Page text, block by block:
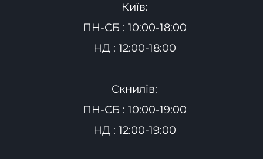
Київ:
ПН-СБ : 10:00-18:00
НД : 12:00-18:00
Скнилів:
ПН-СБ : 10:00-19:00
НД : 12:00-19:00